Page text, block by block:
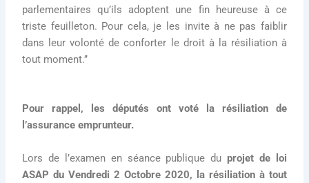
parlementaires qu’ils adoptent une fin heureuse à ce
triste feuilleton. Pour cela, je les invite à ne pas faiblir
dans leur volonté de conforter le droit à la résiliation à
tout moment.’’
Pour rappel, les députés ont voté la résiliation de
l’assurance emprunteur.
Lors de l’examen en séance publique du projet de loi
ASAP du Vendredi 2 Octobre 2020, la résiliation à tout